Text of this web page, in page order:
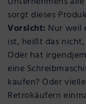
sorgt dieses
Vorsicht: Nur weil
ist, heißt das
Oder hat
eine
kaufen? Oder
Retrokäufern